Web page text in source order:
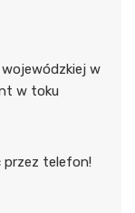
w
w toku
przez telefon!